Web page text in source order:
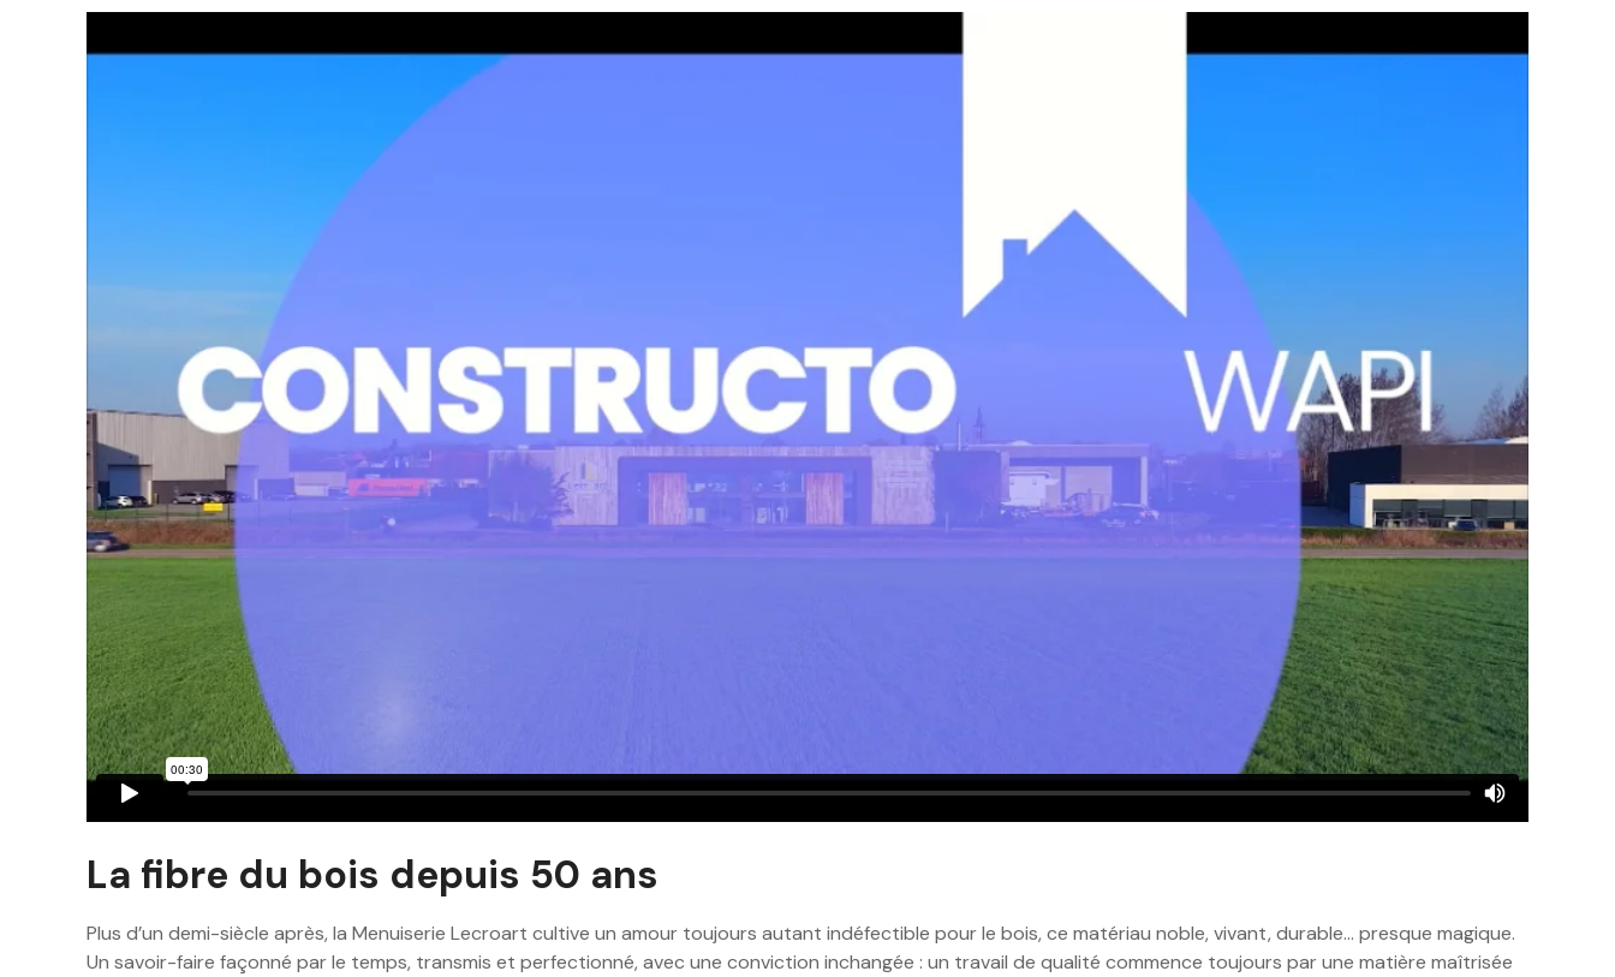
La fibre du bois depuis 50 ans
Plus d’un demi-siècle après, la Menuiserie Lecroart cultive un amour toujours autant indéfectible pour le bois, ce matériau noble, vivant, durable… presque magique.
Un savoir-faire façonné par le temps, transmis et perfectionné, avec une conviction inchangée : un travail de qualité commence toujours par une matière maîtrisée